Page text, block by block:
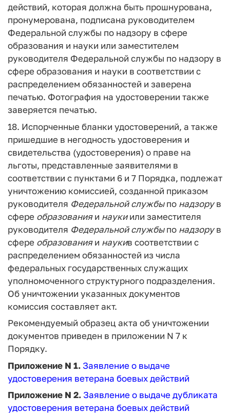
действий, которая должна быть прошнурована,
пронумерована, подписана руководителем
Федеральной службы по надзору в сфере
образования и науки или заместителем
руководителя Федеральной службы по надзору в
сфере образования и науки в соответствии с
распределением обязанностей и заверена
печатью. Фотография на удостоверении также
заверяется печатью.
18. Испорченные бланки удостоверений, а также
пришедшие в негодность удостоверения и
свидетельства (удостоверения) о праве на
льготы, представленные заявителями в
соответствии с пунктами 6 и 7 Порядка, подлежат
уничтожению комиссией, созданной приказом
руководителя Федеральной службыпо надзорув
сфере образованияи наукиили заместителя
руководителя Федеральной службыпо надзорув
сфере образованияи наукив соответствии с
распределением обязанностей из числа
федеральных государственных служащих
уполномоченного структурного подразделения.
Об уничтожении указанных документов
комиссия составляет акт.
Рекомендуемый образец акта об уничтожении
документов приведен в приложении N 7 к
Порядку.
Приложение N 1. Заявление о выдаче
удостоверения ветерана боевых действий
Приложение N 2. Заявление о выдаче дубликата
удостоверения ветерана боевых действий